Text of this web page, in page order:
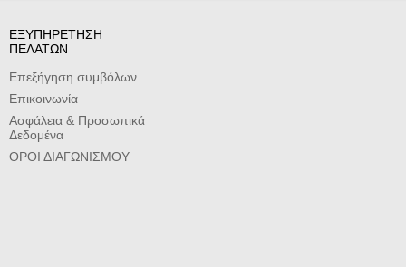
ΕΞΥΠΗΡΕΤΗΣΗ
ΠΕΛΑΤΩΝ
Επεξήγηση συμβόλων
Επικοινωνία
Ασφάλεια & Προσωπικά
Δεδομένα
ΟΡΟΙ ΔΙΑΓΩΝΙΣΜΟΥ